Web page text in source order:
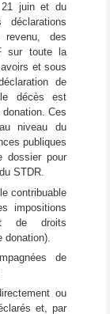
21 juin et du
des
sur toute la
et sous
de
décès est
Ces
niveau du
publiques
dossier pour
STDR.
contribuable
impositions
de droits
de
ou
et, par